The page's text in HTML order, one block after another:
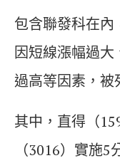
包含聯發科在
因短線漲幅過
過高等因素，被
其中，直得（
（3016）實施